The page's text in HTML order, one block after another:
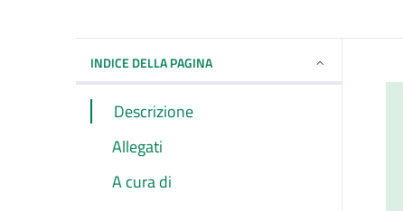
INDICE DELLA PAGINA
Descrizione
Allegati
A cura di